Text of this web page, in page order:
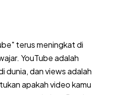
terus meningkat di
YouTube adalah
dunia, dan views adalah
apakah video kamu